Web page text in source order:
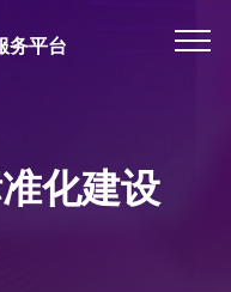
务平台
化建设